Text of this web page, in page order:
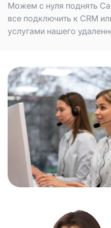
Можем с нуля поднять
все подключить к CRM
услугами нашего